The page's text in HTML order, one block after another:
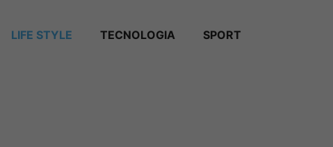
LIFE STYLE TECNOLOGIA SPORT